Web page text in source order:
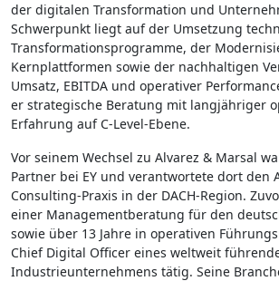
der digitalen Transformation und
Schwerpunkt liegt auf der Umsetzung
Transformationsprogramme, der
Kernplattformen sowie der nachhaltigen
Umsatz, EBITDA und operativer
er strategische Beratung mit langjähriger
Erfahrung auf C-Level-Ebene.
Vor seinem Wechsel zu Alvarez & Marsal
Partner bei EY und verantwortete dort den
Consulting-Praxis in der DACH-Region.
einer Managementberatung für den
sowie über 13 Jahre in operativen
Chief Digital Officer eines weltweit
Industrieunternehmens tätig. Seine